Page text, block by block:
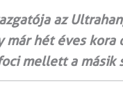
az
már hét éves kora
mellett a másik